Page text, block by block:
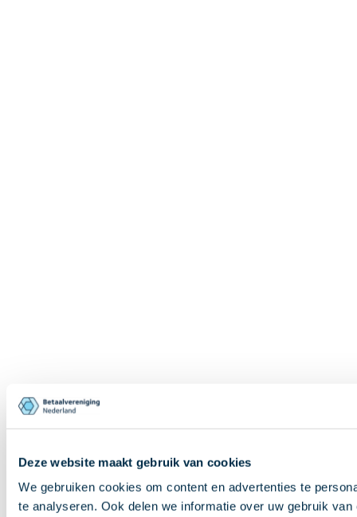
Deze website maakt gebruik van cookies
We gebruiken cookies om content en advertenties te
te analyseren. Ook delen we informatie over uw gebruik